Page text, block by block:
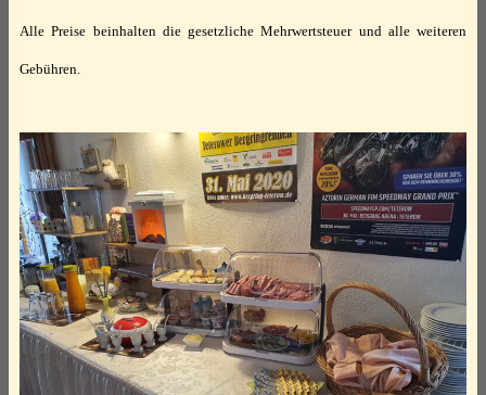
Alle Preise beinhalten die gesetzliche Mehrwertsteuer und alle weiteren
Gebühren.